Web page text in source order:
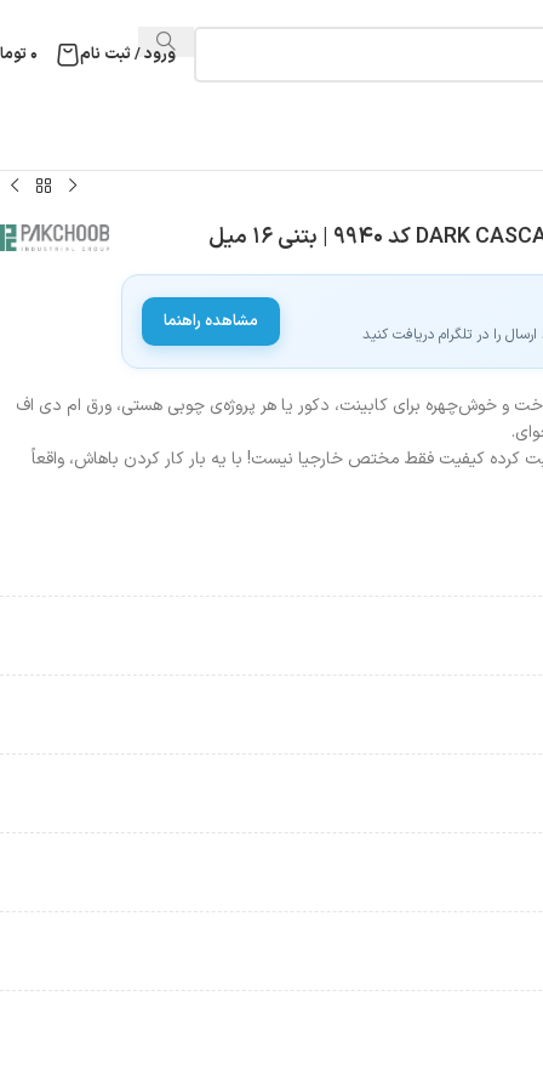
ورود / ثبت نام ۰
را در تلگرام دریافت کنید
مشاهده راهنما
و خوش‌چهره برای کابینت، دکور یا هر پروژه‌ی چوبی هستی، ورق ام دی اف
کرده کیفیت فقط مختص خارجیا نیست! با یه بار کار کردن باهاش، واقعاً